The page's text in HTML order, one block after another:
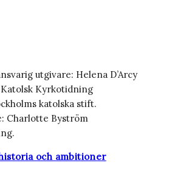
utgivare: Helena D’Arcy
Kyrkotidning
katolska stift.
Charlotte Byström
och ambitioner